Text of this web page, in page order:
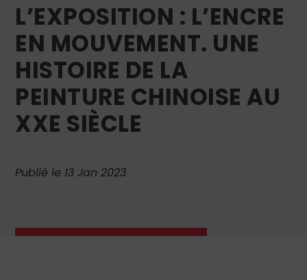
L’EXPOSITION : L’ENCRE
EN MOUVEMENT. UNE
HISTOIRE DE LA
PEINTURE CHINOISE AU
XXE SIÈCLE
Publié le 13 Jan 2023